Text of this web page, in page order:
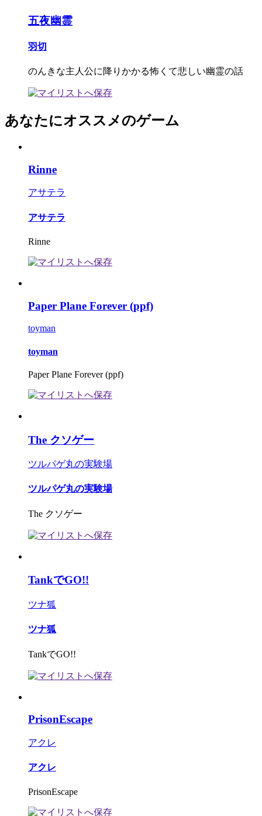
五夜幽霊
羽切
のんきな主人公に降りかかる怖くて悲しい幽霊の話
あなたにオススメのゲーム
Rinne
アサテラ
アサテラ
Rinne
Paper Plane Forever (ppf)
toyman
toyman
Paper Plane Forever (ppf)
The クソゲー
ツルパゲ丸の実験場
ツルパゲ丸の実験場
The クソゲー
TankでGO!!
ツナ狐
ツナ狐
TankでGO!!
PrisonEscape
アクレ
アクレ
PrisonEscape